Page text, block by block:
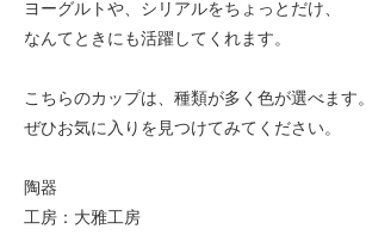
ヨーグルトや、シリアルをちょっとだけ、
なんてときにも活躍してくれます。
こちらのカップは、種類が多く色が選べます。
ぜひお気に入りを見つけてみてください。
陶器
工房：大雅工房